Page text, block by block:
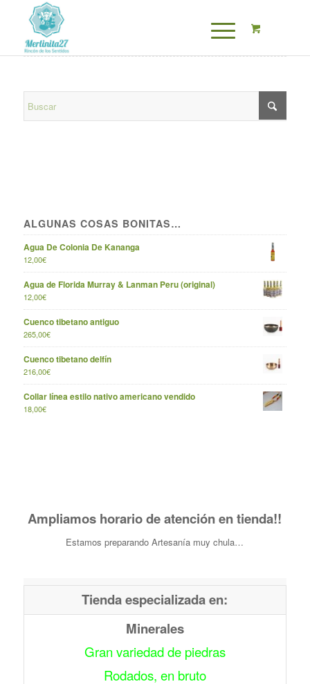
ALGUNAS COSAS BONITAS…
Agua De Colonia De Kananga
12,00€
Agua de Florida Murray & Lanman Peru (original)
12,00€
Cuenco tibetano antiguo
265,00€
Cuenco tibetano delfín
216,00€
Collar línea estilo nativo americano vendido
18,00€
Ampliamos horario de atención en tienda!!
Estamos preparando Artesanía muy chula…
Tienda especializada en:
Minerales
Gran variedad de piedras
Rodados, en bruto